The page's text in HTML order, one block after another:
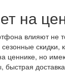
на
влияют не
скидки,
ценнике, но